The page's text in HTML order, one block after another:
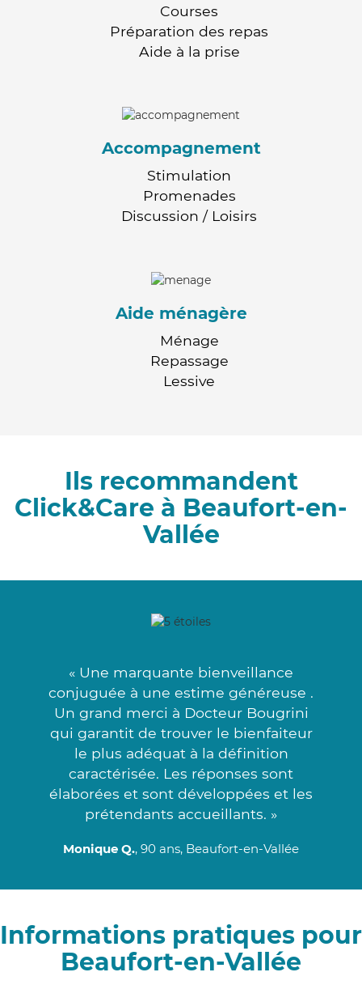
Courses
Préparation des repas
Aide à la prise
Accompagnement
Stimulation
Promenades
Discussion / Loisirs
Aide ménagère
Ménage
Repassage
Lessive
Ils recommandent
Click&Care à Beaufort-en-
Vallée
« Une marquante bienveillance
conjuguée à une estime généreuse .
Un grand merci à Docteur Bougrini
qui garantit de trouver le bienfaiteur
le plus adéquat à la définition
caractérisée. Les réponses sont
élaborées et sont développées et les
prétendants accueillants. »
Monique Q., 90 ans, Beaufort-en-Vallée
Informations pratiques pour
Beaufort-en-Vallée